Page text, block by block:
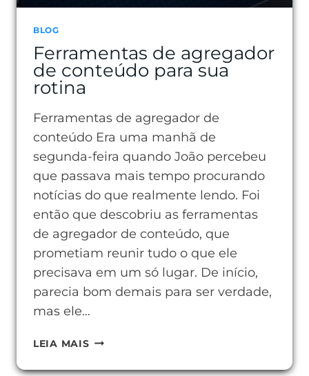
BLOG
Ferramentas de agregador
de conteúdo para sua
rotina
Ferramentas de agregador de
conteúdo Era uma manhã de
segunda-feira quando João percebeu
que passava mais tempo procurando
notícias do que realmente lendo. Foi
então que descobriu as ferramentas
de agregador de conteúdo, que
prometiam reunir tudo o que ele
precisava em um só lugar. De início,
parecia bom demais para ser verdade,
mas ele…
LEIA MAISFERRAMENTAS